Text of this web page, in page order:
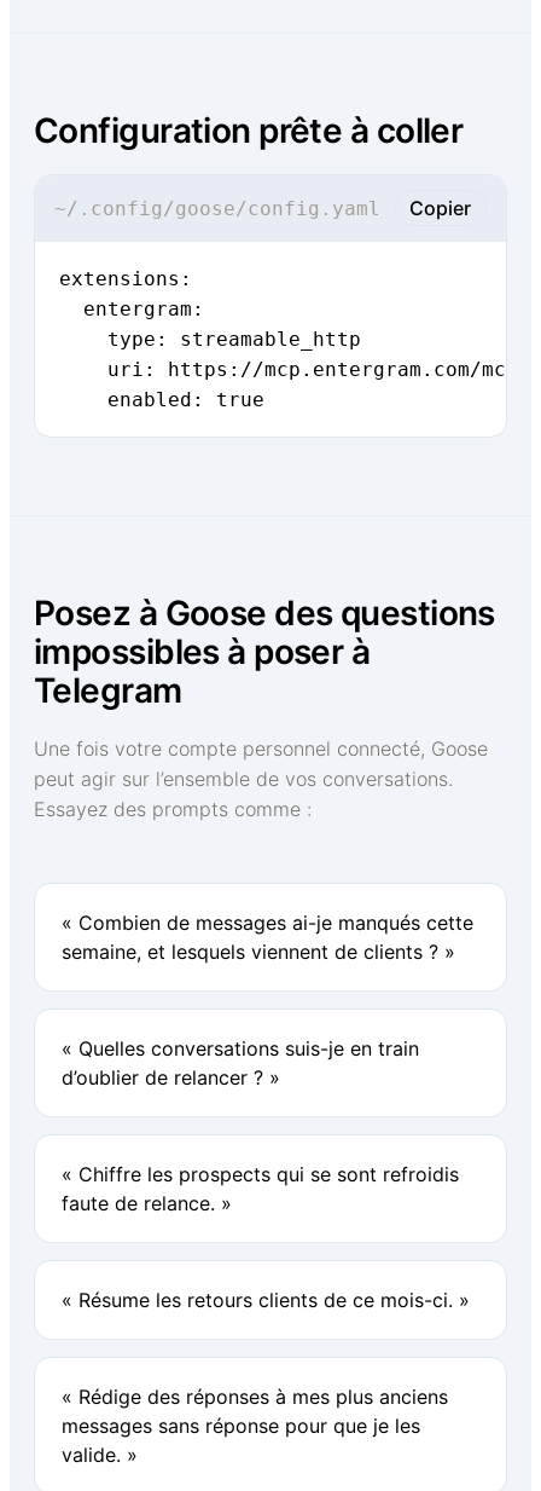
Configuration prête à coller
~/.config/goose/config.yaml Copier
extensions:
  entergram:
    type: streamable_http
    uri: https://mcp.entergram.com/mcp
    enabled: true
Posez à Goose des questions
impossibles à poser à
Telegram
Une fois votre compte personnel connecté, Goose
peut agir sur l’ensemble de vos conversations.
Essayez des prompts comme :
« Combien de messages ai-je manqués cette
semaine, et lesquels viennent de clients ? »
« Quelles conversations suis-je en train
d’oublier de relancer ? »
« Chiffre les prospects qui se sont refroidis
faute de relance. »
« Résume les retours clients de ce mois-ci. »
« Rédige des réponses à mes plus anciens
messages sans réponse pour que je les
valide. »